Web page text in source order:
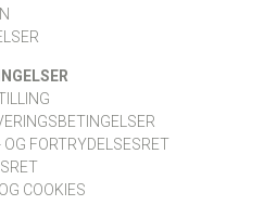
FORTRYDELSESRET
COOKIES